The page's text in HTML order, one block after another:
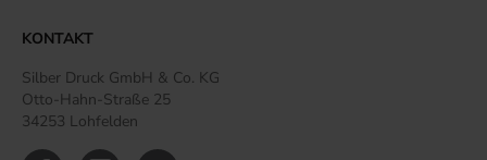
KONTAKT
Silber Druck GmbH & Co. KG
Otto-Hahn-Straße 25
34253 Lohfelden